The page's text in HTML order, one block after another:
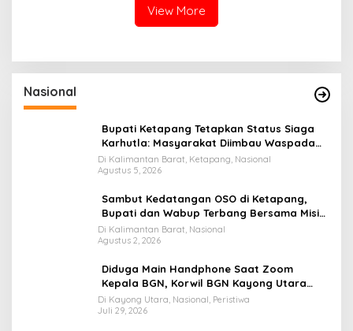
View More
Nasional
Bupati Ketapang Tetapkan Status Siaga
Karhutla: Masyarakat Diimbau Waspada
Cuaca Ekstrem
Di Kalimantan Barat, Ketapang, Nasional
Agustus 5, 2026
Sambut Kedatangan OSO di Ketapang,
Bupati dan Wabup Terbang Bersama Misi
Keberkahan MTQ XXXIV di Kayong Utara
Di Kalimantan Barat, Nasional
Agustus 2, 2026
Diduga Main Handphone Saat Zoom
Kepala BGN, Korwil BGN Kayong Utara
Terancam Dimutasi ke Papua
Di Kayong Utara, Nasional, Peristiwa
Juli 29, 2026